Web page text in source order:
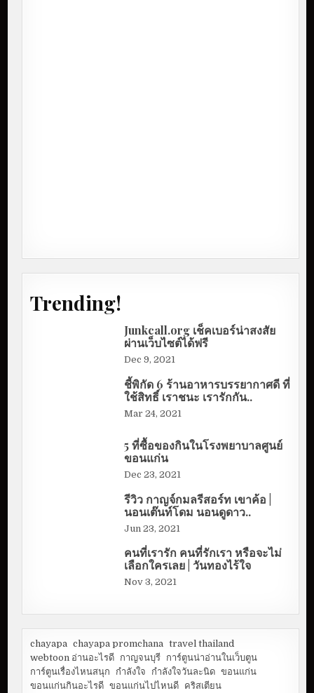
Trending!
Junkcall.org เช็คเบอร์น่าสงสัย
ผ่านเว็บไซต์ได้ฟรี
Dec 9, 2021
ชี้พิกัด 6 ร้านอาหารบรรยากาศดี ที่
ใช้สิทธิ์ เราชนะ เรารักกัน..
Mar 24, 2021
5 ที่ซื้อของกินในโรงพยาบาลศูนย์
ขอนแก่น
Dec 23, 2021
รีวิว กาญจ์กมลรีสอร์ท เขาค้อ |
นอนเต๊นท์โดม นอนดูดาว..
Jun 23, 2021
คนที่เรารัก คนที่รักเรา หรือจะไม่
เลือกใครเลย | วันทองไร้ใจ
Nov 3, 2021
chayapa chayapa promchana
travel thailand
webtoon อ่านอะไรดี กาญจนบุรี การ์ตูนน่าอ่านในเว็บตูน
การ์ตูนเรื่องไหนสนุก
กำลังใจ กำลังใจวันละนิด ขอนแก่น
ขอนแก่นกินอะไรดี ขอนแก่นไปไหนดี คริสเตียน